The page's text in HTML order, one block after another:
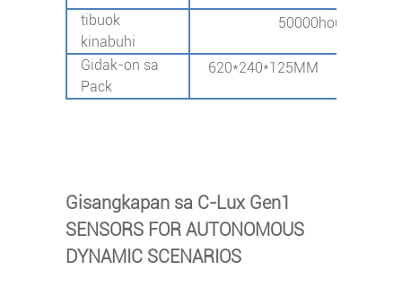
tibuok
kinabuhi
50000hours @
Gidak-on sa
Pack
620*240*125MM
Gisangkapan sa C-Lux Gen1
SENSORS FOR AUTONOMOUS
DYNAMIC SCENARIOS